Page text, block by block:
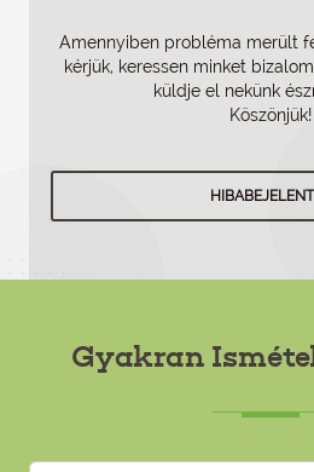
Amennyiben probléma merült
kérjük, keressen minket
küldje el nekünk
Köszönjük!
Gyakran